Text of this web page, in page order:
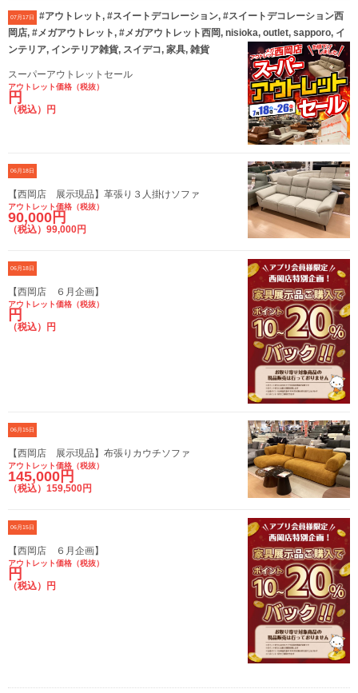
07月17日
#アウトレット, #スイートデコレーション, #スイートデコレーション西
岡店, #メガアウトレット, #メガアウトレット西岡, nisioka, outlet, sapporo, イ
ンテリア, インテリア雑貨, スイデコ, 家具, 雑貨
スーパーアウトレットセール
アウトレット価格（税抜）
円
（税込）円
06月18日
【西岡店 展示現品】革張り３人掛けソファ
アウトレット価格（税抜）
90,000円
（税込）99,000円
06月18日
【西岡店 ６月企画】
アウトレット価格（税抜）
円
（税込）円
06月15日
【西岡店 展示現品】布張りカウチソファ
アウトレット価格（税抜）
145,000円
（税込）159,500円
06月15日
【西岡店 ６月企画】
アウトレット価格（税抜）
円
（税込）円